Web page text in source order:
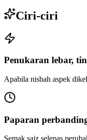
Ciri-ciri
Penukaran lebar,
Apabila nisbah aspek
Paparan